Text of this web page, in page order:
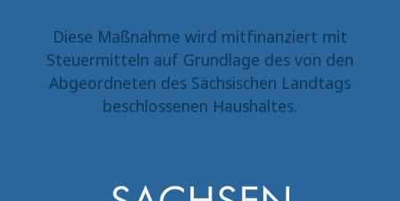
Diese Maßnahme wird mitfinanziert mit
Steuermitteln auf Grundlage des von den
Abgeordneten des Sächsischen Landtags
beschlossenen Haushaltes.